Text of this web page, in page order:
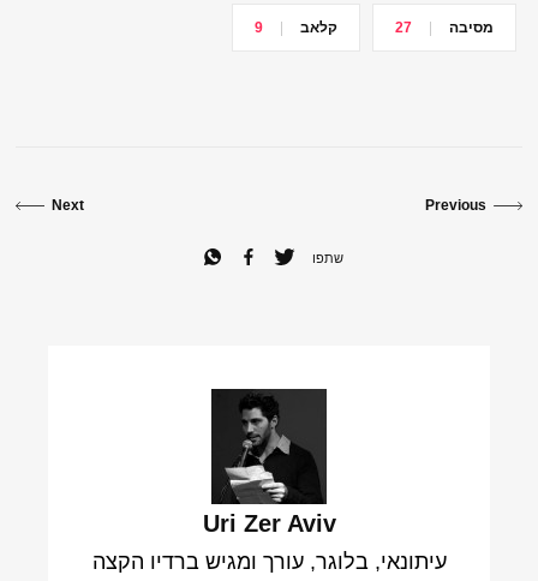
מסיבה 27 קלאב 9
Previous
Next
שתפו
Uri Zer Aviv
עיתונאי, בלוגר, עורך ומגיש ברדיו הקצה